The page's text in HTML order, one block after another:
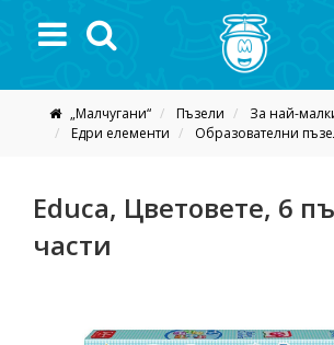
„Малчугани“ Пъзели
За най-
Едри елементи
Образователни
Educa, Цветовете, 6
части